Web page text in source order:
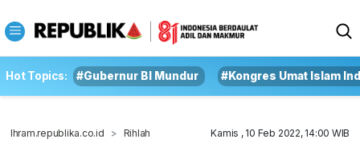
Hot Topics: #Gubernur BI Mundur #Kongres Umat Islam
Ihram.republika.co.id Rihlah Kamis , 10 Feb 2022, 14:00 WIB